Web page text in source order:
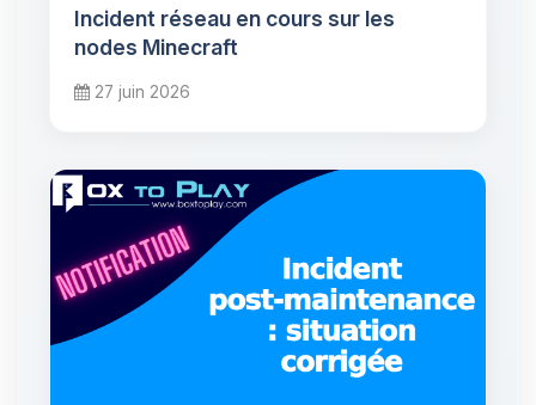
Incident réseau en cours sur les
nodes Minecraft
27 juin 2026